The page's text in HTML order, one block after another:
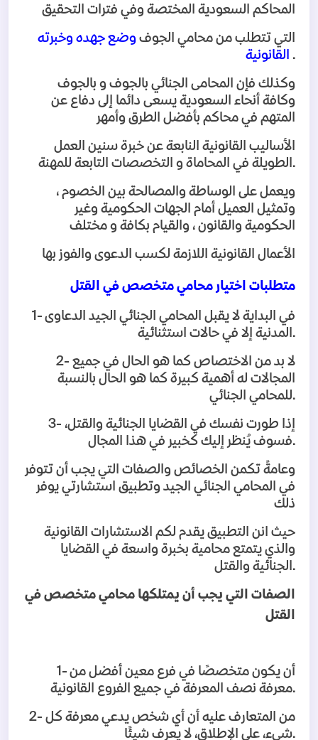
المحاكم السعودية المختصة وفي فترات التحقيق
التي تتطلب من محامي الجوف وضع جهده وخبرته
القانونية
.
وكذلك فإن المحامى الجنائي بالجوف و بالجوف
وكافة أنحاء السعودية يسعى دائما إلى دفاع عن
المتهم في محاكم بأفضل الطرق وأمهر
الأساليب القانونية النابعة عن خبرة سنين العمل
الطويلة في المحاماة و التخصصات التابعة للمهنة .
ويعمل على الوساطة والمصالحة بين الخصوم ،
وتمثيل العميل أمام الجهات الحكومية وغير
الحكومية والقانون ، والقيام بكافة و مختلف
الأعمال القانونية اللازمة لكسب الدعوى والفوز بها
متطلبات اختيار محامي متخصص في القتل
1- في البداية لا يقبل المحامي الجنائي الجيد الدعاوى
المدنية إلا في حالات استثنائية .
2- لا بد من الاختصاص كما هو الحال في جميع
المجالات له أهمية كبيرة كما هو الحال بالنسبة
للمحامي الجنائي.
3- إذا طورت نفسك في القضايا الجنائية والقتل،
فسوف يُنظر إليك كخبير في هذا المجال.
وعامةً تكمن الخصائص والصفات التي يجب أن تتوفر
في المحامي الجنائي الجيد وتطبيق استشارتي يوفر
ذلك
حيث انن التطبيق يقدم لكم الاستشارات القانونية
والذي يتمتع محامية بخبرة واسعة في القضايا
الجنائية والقتل .
الصفات التي يجب أن يمتلكها محامي متخصص في
القتل
1- أن يكون متخصصًا في فرع معين أفضل من
معرفة نصف المعرفة في جميع الفروع القانونية.
2- من المتعارف عليه أن أي شخص يدعي معرفة كل
شيء، على الإطلاق، لا يعرف شيئًا.